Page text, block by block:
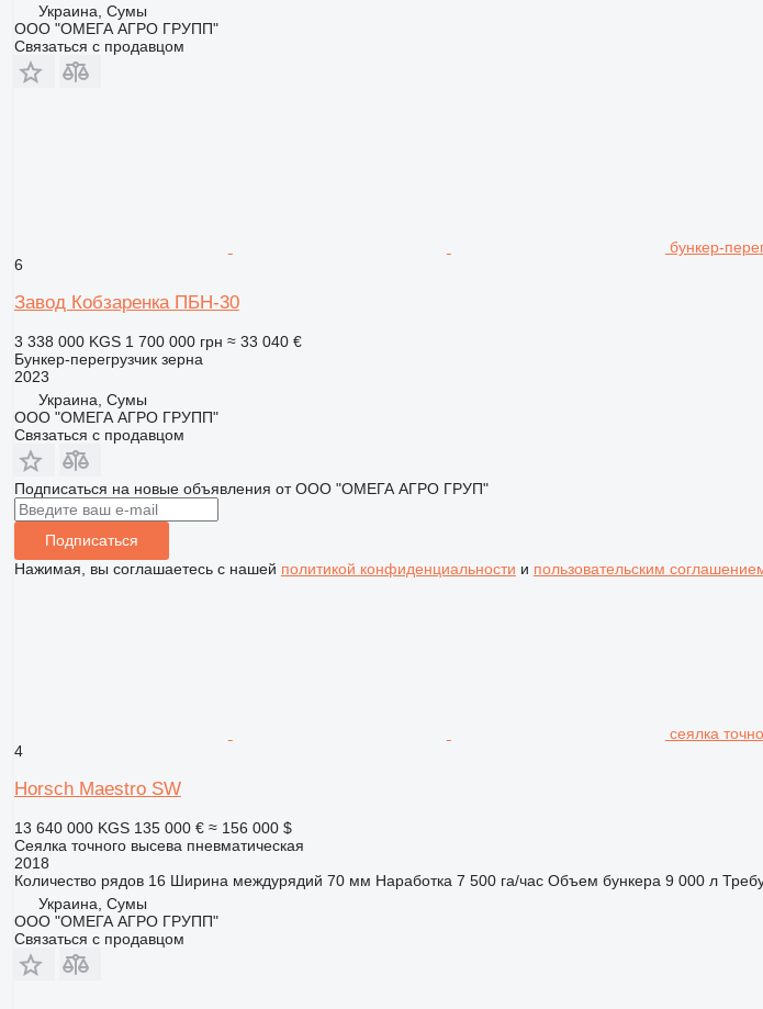
Украина, Сумы
ООО "ОМЕГА АГРО ГРУПП"
Связаться с продавцом
бункер-
6
Завод Кобзаренка ПБН-30
3 338 000 KGS 1 700 000 грн ≈ 33 040 €
Бункер-перегрузчик зерна
2023
Украина, Сумы
ООО "ОМЕГА АГРО ГРУПП"
Связаться с продавцом
Подписаться на новые объявления от ООО "ОМЕГА АГРО ГРУП"
Подписаться
Нажимая, вы соглашаетесь с нашей политикой конфиденциальности и пользовательским
сеялка
4
Horsch Maestro SW
13 640 000 KGS 135 000 € ≈ 156 000 $
Сеялка точного высева пневматическая
2018
Количество рядов 16 Ширина междурядий 70 мм Наработка 7 500 га/час Объем бункера 9 000 л
Украина, Сумы
ООО "ОМЕГА АГРО ГРУПП"
Связаться с продавцом